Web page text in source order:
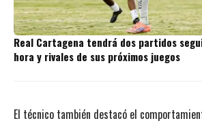
Real Cartagena tendrá dos partidos
hora y rivales de sus próximos juegos
El técnico también destacó el